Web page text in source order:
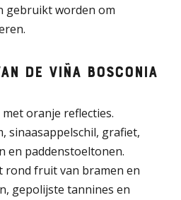
gebruikt worden om
de Viña Bosconia
oranje reflecties.
sinaasappelschil, grafiet,
en paddenstoeltonen.
rond fruit van bramen en
gepolijste tannines en